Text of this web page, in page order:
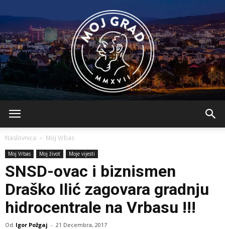
Naslovnica Moj Vrbas
Moj Vrbas Moj život Moje vijesti
SNSD-ovac i biznismen
Draško Ilić zagovara gradnju
hidrocentrale na Vrbasu !!!
Od Igor Požgaj - 21 Decembra, 2017